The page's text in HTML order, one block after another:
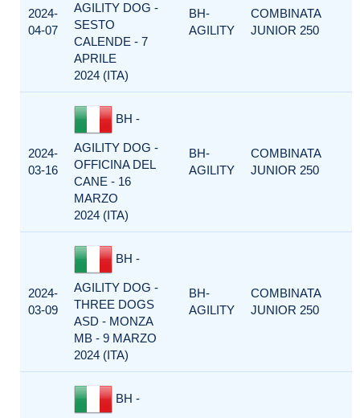
2024-
04-07
AGILITY DOG -
SESTO
CALENDE - 7
APRILE
2024 (ITA)
BH-
AGILITY
COMBINATA
JUNIOR 250
2024-
03-16
BH -
AGILITY DOG -
OFFICINA DEL
CANE - 16
MARZO
2024 (ITA)
BH-
AGILITY
COMBINATA
JUNIOR 250
2024-
03-09
BH -
AGILITY DOG -
THREE DOGS
ASD - MONZA
MB - 9 MARZO
2024 (ITA)
BH-
AGILITY
COMBINATA
JUNIOR 250
BH -